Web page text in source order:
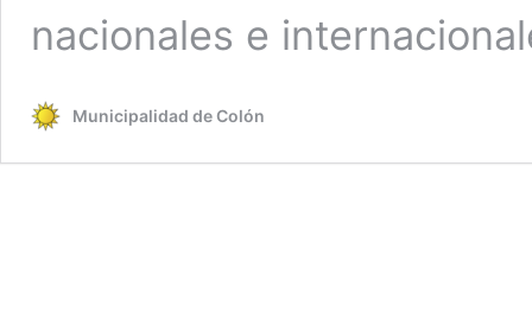
nacionales e
Municipalidad de Colón